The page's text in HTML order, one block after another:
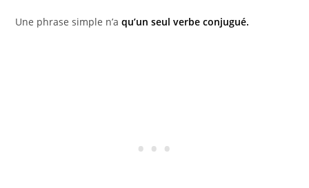
Une phrase simple n’aqu’un seul verbe conjugué.